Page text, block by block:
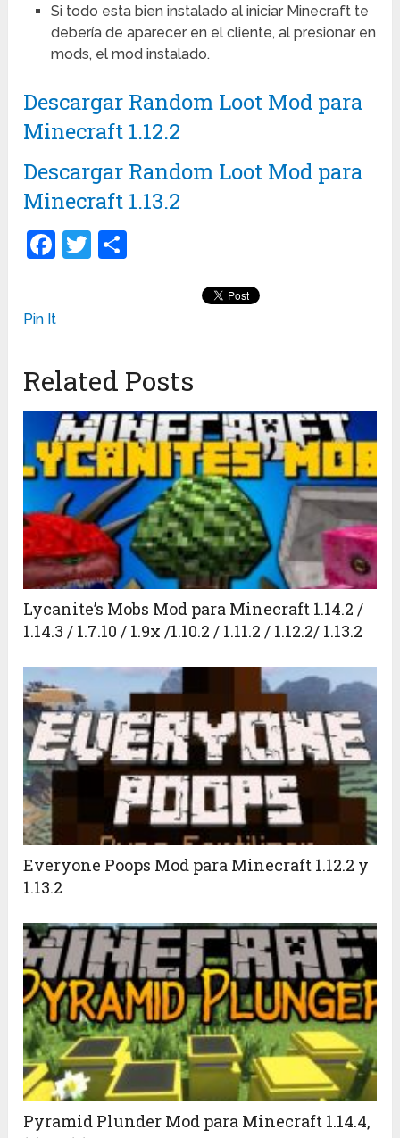
Si todo esta bien instalado al iniciar Minecraft te
debería de aparecer en el cliente, al presionar en
mods, el mod instalado.
Descargar Random Loot Mod para
Minecraft 1.12.2
Descargar Random Loot Mod para
Minecraft 1.13.2
Facebook
Twitter
Pin It
Related Posts
Lycanite’s Mobs Mod para Minecraft 1.14.2 /
1.14.3 / 1.7.10 / 1.9x /1.10.2 / 1.11.2 / 1.12.2/ 1.13.2
Everyone Poops Mod para Minecraft 1.12.2 y
1.13.2
Pyramid Plunder Mod para Minecraft 1.14.4,